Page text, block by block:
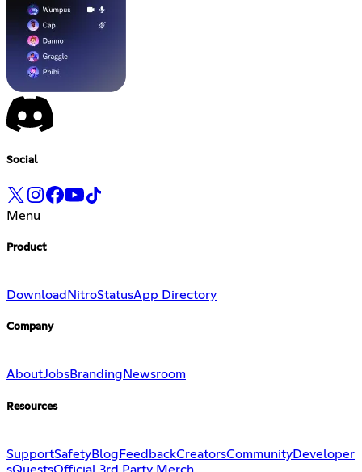
Social
Menu
Product
Download NitroStatusApp Directory
Company
AboutJobsBranding Newsroom
Resources
SupportSafetyBlog FeedbackCreatorsCommunityDeveloper
sQuestsOfficial 3rd Party Merch